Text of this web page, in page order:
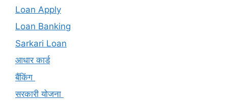
Loan Apply
Loan Banking
Sarkari Loan
आधार कार्ड
बैंकिंग
सरकारी योजना